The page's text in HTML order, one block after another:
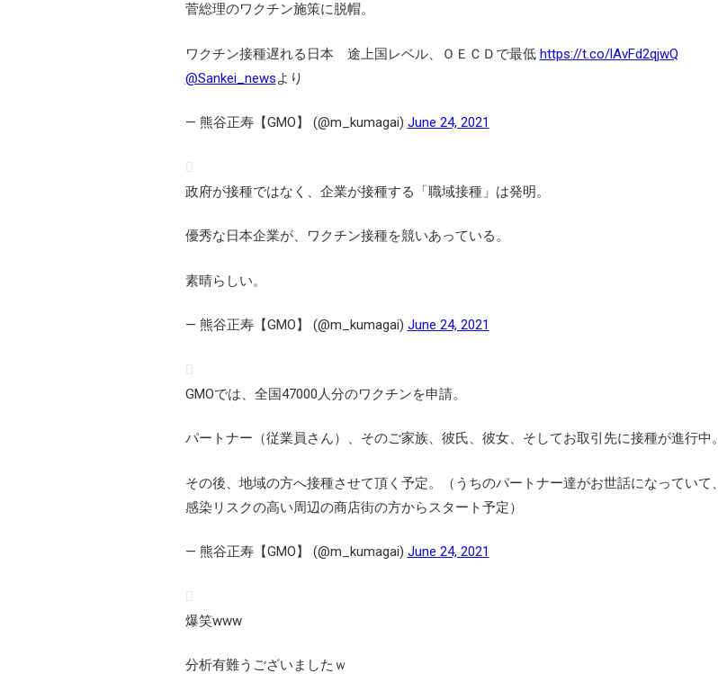
菅総理のワクチン施策に脱帽。
ワクチン接種遅れる日本 途上国レベル、ＯＥＣＤで最低 https://t.co/lAvFd2qjwQ
@Sankei_newsより
— 熊谷正寿【GMO】 (@m_kumagai) June 24, 2021
政府が接種ではなく、企業が接種する「職域接種」は発明。
優秀な日本企業が、ワクチン接種を競いあっている。
素晴らしい。
— 熊谷正寿【GMO】 (@m_kumagai) June 24, 2021
GMOでは、全国47000人分のワクチンを申請。
パートナー（従業員さん）、そのご家族、彼氏、彼女、そしてお取引先に接種が進行中。
その後、地域の方へ接種させて頂く予定。（うちのパートナー達がお世話になっていて、
感染リスクの高い周辺の商店街の方からスタート予定）
— 熊谷正寿【GMO】 (@m_kumagai) June 24, 2021
爆笑www
分析有難うございましたｗ